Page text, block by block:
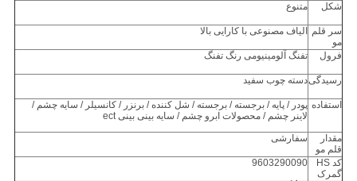
شکل متنوع
سر قلم
مو
الیاف مصنوعی با کارایی بالا
فرول تفنگ آلومینیومی رنگ تفنگ
رسیدگیدسته چوب سفید
استفاده پودر / پایه / برجسته / برجسته / شل کننده / برنزر / کانسیلر / سایه چشم /
لاینر چشم / محصولات ابرو چشم / سایه بینی بینی ect
مقدار
قلم مو
سفارشی
کد HS
گمرک
9603290090